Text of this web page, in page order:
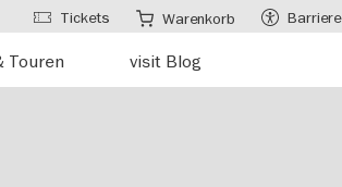
Touren visit Blog
Tickets Warenkorb Barriere